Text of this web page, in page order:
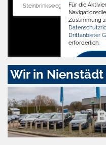
Steinbrinksweg 12, 31840
Für die
Zustimmung
Drittanbieter
erforderlich.
Wir in Nienstädt